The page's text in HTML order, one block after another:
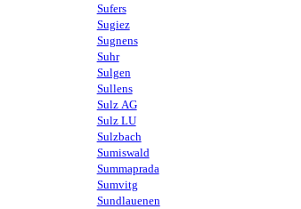
Sufers
Sugiez
Sugnens
Suhr
Sulgen
Sullens
Sulz AG
Sulz LU
Sulzbach
Sumiswald
Summaprada
Sumvitg
Sundlauenen